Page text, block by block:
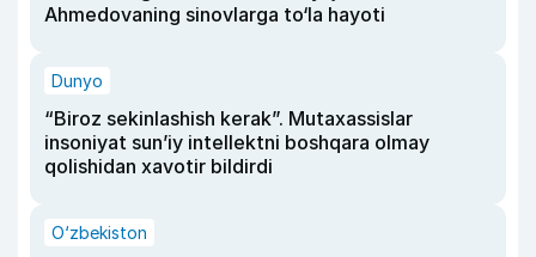
Ahmedovaning sinovlarga to‘la hayoti
Dunyo
“Biroz sekinlashish kerak”. Mutaxassislar
insoniyat sun’iy intellektni boshqara olmay
qolishidan xavotir bildirdi
O‘zbekiston